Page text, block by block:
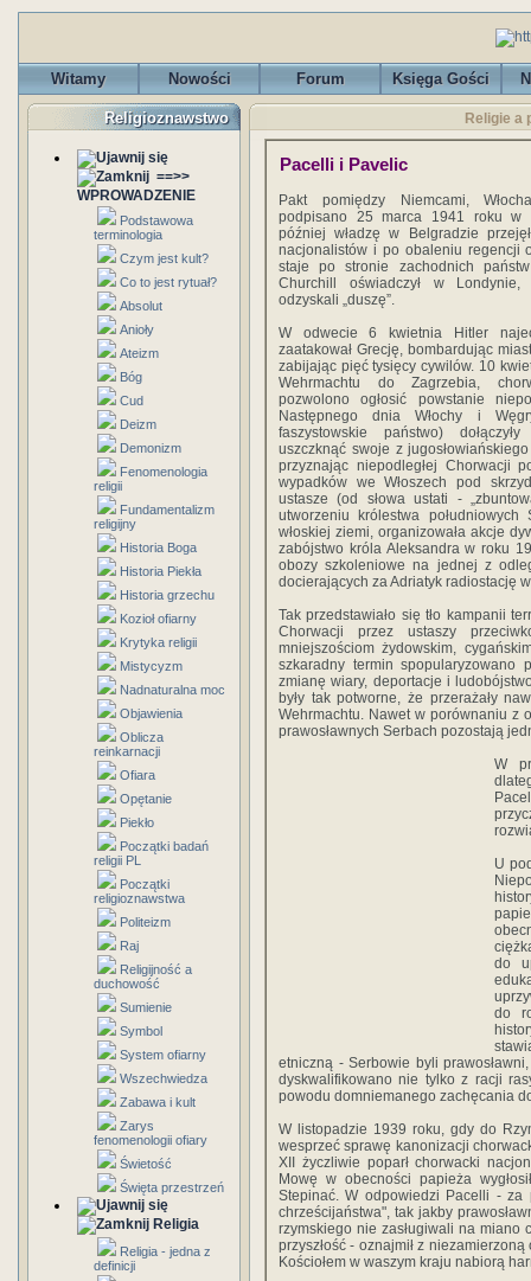
Witamy Nowości Forum Księga Gości
Religioznawstwo
==>>
WPROWADZENIE
Podstawowa
terminologia
Czym jest kult?
Co to jest rytuał?
Absolut
Anioły
Ateizm
Bóg
Cud
Deizm
Demonizm
Fenomenologia
religii
Fundamentalizm
religijny
Historia Boga
Historia Piekła
Historia grzechu
Kozioł ofiarny
Krytyka religii
Mistycyzm
Nadnaturalna moc
Objawienia
Oblicza
reinkarnacji
Ofiara
Opętanie
Piekło
Początki badań
religii PL
Początki
religioznawstwa
Politeizm
Raj
Religijność a
duchowość
Sumienie
Symbol
System ofiarny
Wszechwiedza
Zabawa i kult
Zarys
fenomenologii ofiary
Świetość
Święta przestrzeń
Religia
Religia - jedna z
definicji
Religie a
Pacelli i Pavelic
Pakt pomiędzy Niemcami,
podpisano 25 marca 1941 roku w
później władzę w Belgradzie
nacjonalistów i po obaleniu regencji
staje po stronie zachodnich państw
Churchill oświadczył w Londynie,
odzyskali „duszę”.
W odwecie 6 kwietnia Hitler
zaatakował Grecję, bombardując
zabijając pięć tysięcy cywilów. 10
Wehrmachtu do Zagrzebia,
pozwolono ogłosić powstanie
Następnego dnia Włochy i
faszystowskie państwo)
uszczknąć swoje z
przyznając niepodległej Chorwacji
wypadków we Włoszech pod
ustasze (od słowa ustati -
utworzeniu królestwa południowych
włoskiej ziemi, organizowała akcje
zabójstwo króla Aleksandra w roku
obozy szkoleniowe na jednej z
docierających za Adriatyk radiostację
Tak przedstawiało się tło kampanii
Chorwacji przez ustaszy
mniejszościom żydowskim,
szkaradny termin spopularyzowano
zmianę wiary, deportacje i
były tak potworne, że przerażały
Wehrmachtu. Nawet w porównaniu z
prawosławnych Serbach pozostają
W
U
do
do
etniczną - Serbowie byli
dyskwalifikowano nie tylko z racji
powodu domniemanego zachęcania
W listopadzie 1939 roku, gdy do
wesprzeć sprawę kanonizacji
XII życzliwie poparł chorwacki
Mowę w obecności papieża
Stepinać. W odpowiedzi Pacelli - za
chrześcijaństwa", tak jakby
rzymskiego nie zasługiwali na miano
przyszłość - oznajmił z
Kościołem w waszym kraju nabiorą